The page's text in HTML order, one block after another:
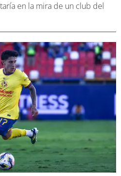
en la mira de un club del